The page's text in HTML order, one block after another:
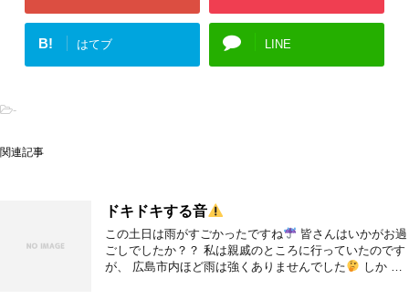
B! はてブ LINE
-
関連記事
ドキドキする音
この土日は雨がすごかったですね
皆さんはいかがお過
ごしでしたか？？ 私は親戚のところに行っていたのです
が、 広島市内ほど雨は強くありませんでした
しか …